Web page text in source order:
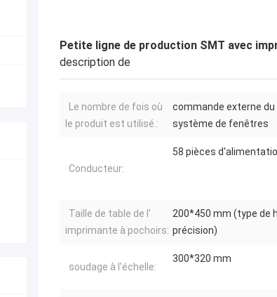
Petite ligne de production SMT avec
description de
Le nombre de fois où
le produit est utilisé.:
commande externe du
système de fenêtres
Conducteur:
58 pièces
Taille de table de l'
imprimante à pochoirs:
200*450 mm (type de
précision)
soudage à l'échelle:
300*320 mm